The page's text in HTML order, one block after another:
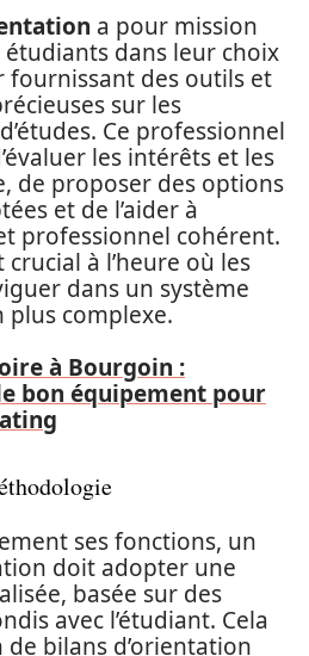
a pour mission
étudiants dans leur choix
fournissant des outils et
sur les
Ce professionnel
les intérêts et les
de proposer des options
et de l’aider à
professionnel cohérent.
à l’heure où les
dans un système
plus complexe.
à Bourgoin :
bon équipement pour
ses fonctions, un
doit adopter une
basée sur des
avec l’étudiant. Cela
bilans d’orientation